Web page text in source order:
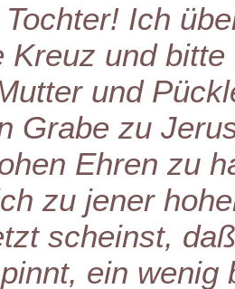
Ich
Kreuz und
und
Grabe zu
Ehren zu
zu jener
scheinst,
ein